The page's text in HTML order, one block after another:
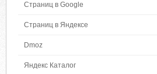
Страниц в Google
Страниц в Яндексе
Dmoz
Яндекс Каталог